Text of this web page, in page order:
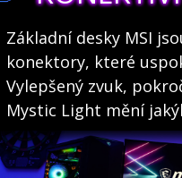
Základní desky MSI
konektory, které
Vylepšený zvuk,
Mystic Light mění